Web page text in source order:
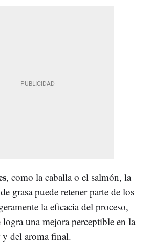
, como la caballa o el salmón, la
grasa puede retener parte de los
la eficacia del proceso,
logra una mejora perceptible en la
y del aroma final.